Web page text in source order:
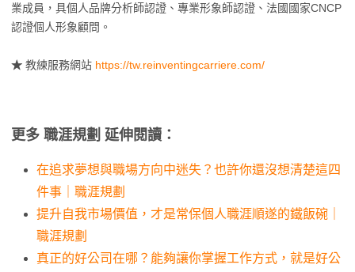
業成員，具個人品牌分析師認證、專業形象師認證、法國國家CNCP
認證個人形象顧問。
★ 教練服務網站 https://tw.reinventingcarriere.com/
更多 職涯規劃 延伸閱讀：
在追求夢想與職場方向中迷失？也許你還沒想清楚這四
件事｜職涯規劃
提升自我市場價值，才是常保個人職涯順遂的鐵飯碗｜
職涯規劃
真正的好公司在哪？能夠讓你掌握工作方式，就是好公